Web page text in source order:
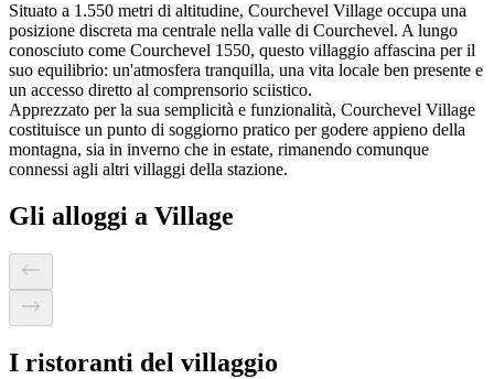
Situato a 1.550 metri di altitudine, Courchevel Village occupa una
posizione discreta ma centrale nella valle di Courchevel. A lungo
conosciuto come Courchevel 1550, questo villaggio affascina per il
suo equilibrio: un'atmosfera tranquilla, una vita locale ben presente e
un accesso diretto al comprensorio sciistico.
Apprezzato per la sua semplicità e funzionalità, Courchevel Village
costituisce un punto di soggiorno pratico per godere appieno della
montagna, sia in inverno che in estate, rimanendo comunque
connessi agli altri villaggi della stazione.
Gli alloggi a Village
I ristoranti del villaggio